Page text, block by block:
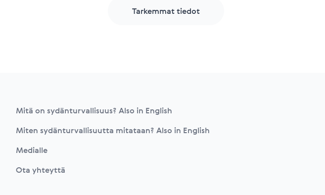
Tarkemmat tiedot
Mitä on sydänturvallisuus? Also in English
Miten sydänturvallisuutta mitataan? Also in English
Medialle
Ota yhteyttä